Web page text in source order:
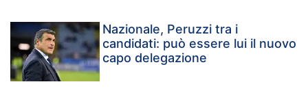
Nazionale, Peruzzi tra i
candidati: può essere lui il nuovo
capo delegazione